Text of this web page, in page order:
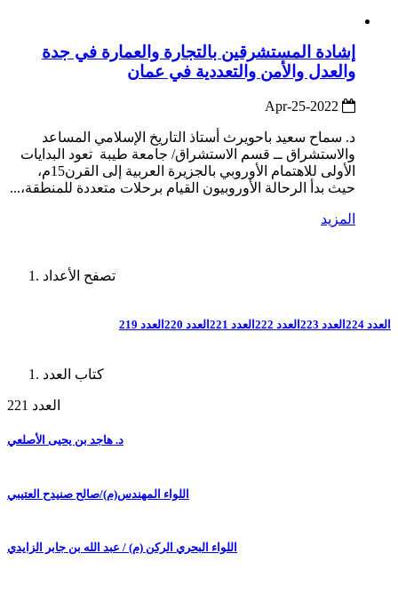
إشادة المستشرقين بالتجارة والعمارة في جدة
والعدل والأمن والتعددية في عمان
د. سماح سعيد باحويرث أستاذ التاريخ الإسلامي المساعد
والاستشراق ــ قسم الاستشراق/ جامعة طيبة تعود البدايات
الأولى للاهتمام الأوروبي بالجزيرة العربية إلى القرن15م،
حيث بدأ الرحالة الأوروبيون القيام برحلات متعددة للمنطقة،...
المزيد
تصفح الأعداد
العدد 224 العدد 223 العدد 222 العدد 221 العدد 220 العدد 219
كتاب العدد
العدد 221
د. هاجد بن يحيى الأصلعي
اللواء المهندس(م)/صالح صنيدح العتيبي
اللواء البحري الركن (م) / عبد الله بن جابر الزايدي